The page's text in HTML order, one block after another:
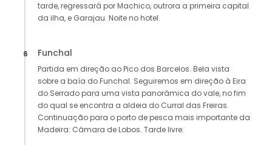
tarde, regressará por Machico, outrora a primeira capital
da ilha, e Garajau. Noite no hotel.
6 Funchal
Partida em direção ao Pico dos Barcelos. Bela vista
sobre a baía do Funchal. Seguiremos em direção à Eira
do Serrado para uma vista panorâmica do vale, no fim
do qual se encontra a aldeia do Curral das Freiras.
Continuação para o porto de pesca mais importante da
Madeira: Câmara de Lobos. Tarde livre.